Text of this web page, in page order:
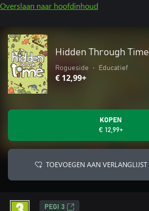
Overslaan naar hoofdinhoud
Hidden Through Time
Rogueside • Educatief
€ 12,99+
KOPEN
€ 12,99+
TOEVOEGEN AAN VERLANGLIJST
PEGI 3